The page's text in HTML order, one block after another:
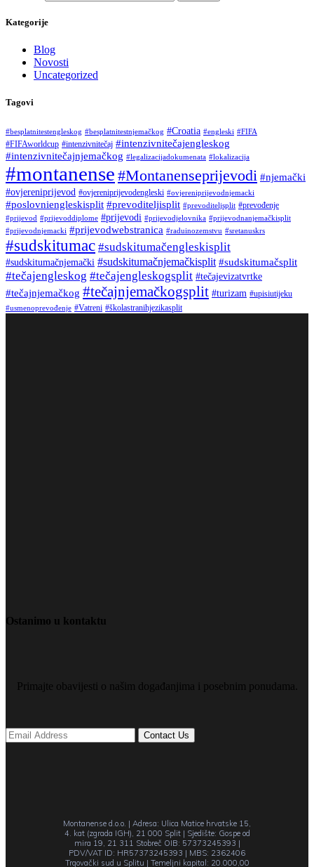
Kategorije
Blog
Novosti
Uncategorized
Tagovi
#besplatnitestengleskog #besplatnitestnjemačkog #Croatia #engleski #FIFA
#FIFAworldcup #intenzivnitečaj #intenzivnitečajengleskog
#intenzivnitečajnjemačkog #legalizacijadokumenata #lokalizacija
#montanense #Montanenseprijevodi #njemački
#ovjereniprijevod #ovjereniprijevodengleski #ovjereniprijevodnjemacki
#poslovniengleskisplit #prevoditeljisplit #prevoditeljsplit #prevođenje
#prijevod #prijevoddiplome #prijevodi #prijevodjelovnika #prijevodnanjemačkisplit
#prijevodnjemacki #prijevodwebstranica #raduinozemstvu #sretanuskrs
#sudskitumac #sudskitumačengleskisplit
#sudskitumačnjemački #sudskitumačnjemačkisplit #sudskitumačsplit
#tečajengleskog #tečajengleskogsplit #tečajevizatvrtke
#tečajnjemačkog #tečajnjemačkogsplit #turizam #upisiutijeku
#usmenoprevođenje #Vatreni #školastranihjezikasplit
Ostanimo u kontaktu
Primajte obavijesti o našim događanjima i posebnim ponudama.
Montanense d.o.o. | Adresa: Ulica Matice hrvatske 15,
4. kat (zgrada IGH), 21 000 Split | Sjedište: Gospe od
mira 19, 21 311 Stobreč OIB: 57373245393 |
PDV/VAT ID: HR57373245393 | MBS: 2362406
Trgovački sud u Splitu | Temeljni kapital: 20.000,00